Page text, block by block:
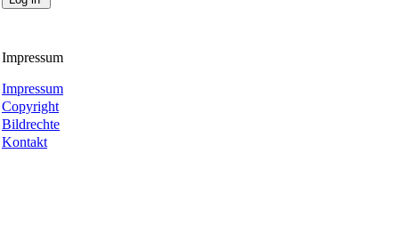
Impressum
Impressum
Copyright
Bildrechte
Kontakt